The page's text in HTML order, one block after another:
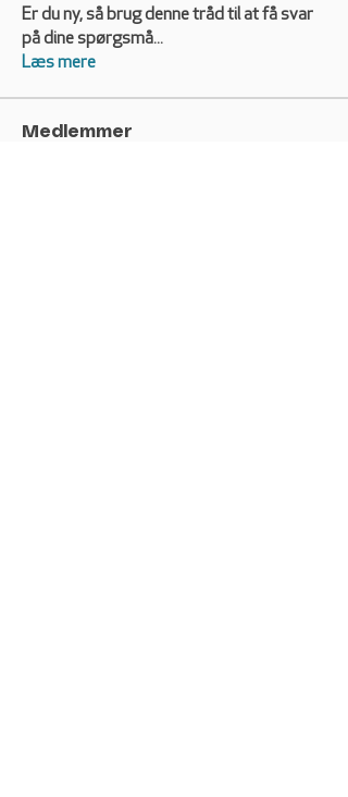
Er du ny, så brug denne tråd til at få svar
på dine spørgsmå...
Læs mere
Medlemmer